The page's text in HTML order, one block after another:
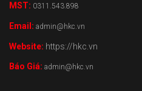
MST: 0311.543.898
Email: admin@hkc.vn
Website: https://hkc.vn
Báo Giá: admin@hkc.vn